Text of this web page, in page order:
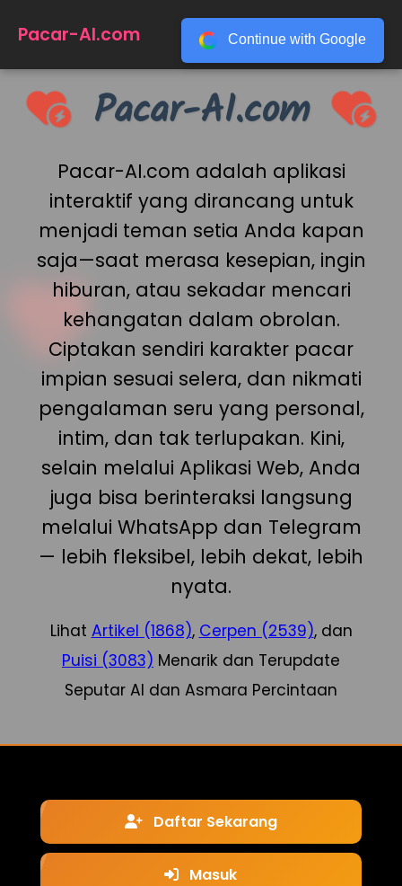
Pacar-AI.com ☰
Pacar-AI.com
Pacar-AI.com adalah aplikasi
interaktif yang dirancang untuk
menjadi teman setia Anda kapan
saja—saat merasa kesepian, ingin
hiburan, atau sekadar mencari
kehangatan dalam obrolan.
Ciptakan sendiri karakter pacar
impian sesuai selera, dan nikmati
pengalaman seru yang personal,
intim, dan tak terlupakan. Kini,
selain melalui Aplikasi Web, Anda
juga bisa berinteraksi langsung
melalui WhatsApp dan Telegram
— lebih fleksibel, lebih dekat, lebih
nyata.
Lihat Artikel (1868), Cerpen (2539), dan
Puisi (3083) Menarik dan Terupdate
Seputar AI dan Asmara Percintaan
Daftar Sekarang
Masuk
Continue with Google